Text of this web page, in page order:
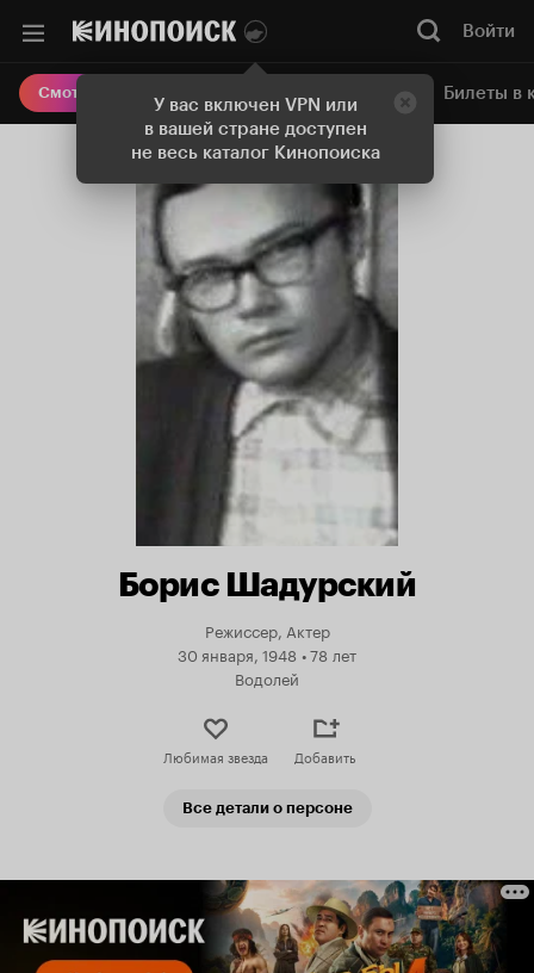
У вас включен VPN или
в вашей стране доступен
не весь каталог Кинопоиска
Войти
Смотреть кино Онлайн-кинотеатр Билеты в
Борис Шадурский
Режиссер, Актер
30 января, 1948 •78 лет
Водолей
Любимая звезда Добавить
Все детали о персоне